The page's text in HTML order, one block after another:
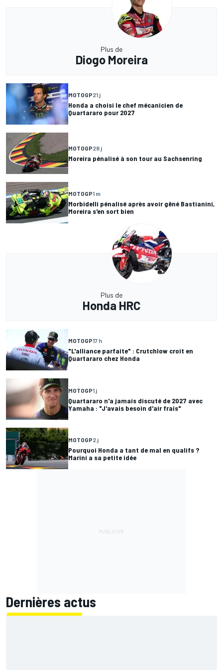
Plus de
Diogo Moreira
MOTOGP21 j
Honda a choisi le chef mécanicien de
Quartararo pour 2027
MOTOGP28 j
Moreira pénalisé à son tour au Sachsenring
MOTOGP1 m
Morbidelli pénalisé après avoir gêné Bastianini,
Moreira s'en sort bien
Plus de
Honda HRC
MOTOGP17 h
"L'alliance parfaite" : Crutchlow croit en
Quartararo chez Honda
MOTOGP1 j
Quartararo n'a jamais discuté de 2027 avec
Yamaha : "J'avais besoin d'air frais"
MOTOGP2 j
Pourquoi Honda a tant de mal en qualifs ?
Marini a sa petite idée
Dernières actus